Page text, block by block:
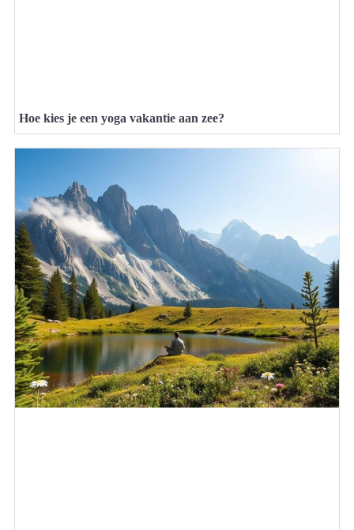
Hoe kies je een yoga vakantie aan zee?